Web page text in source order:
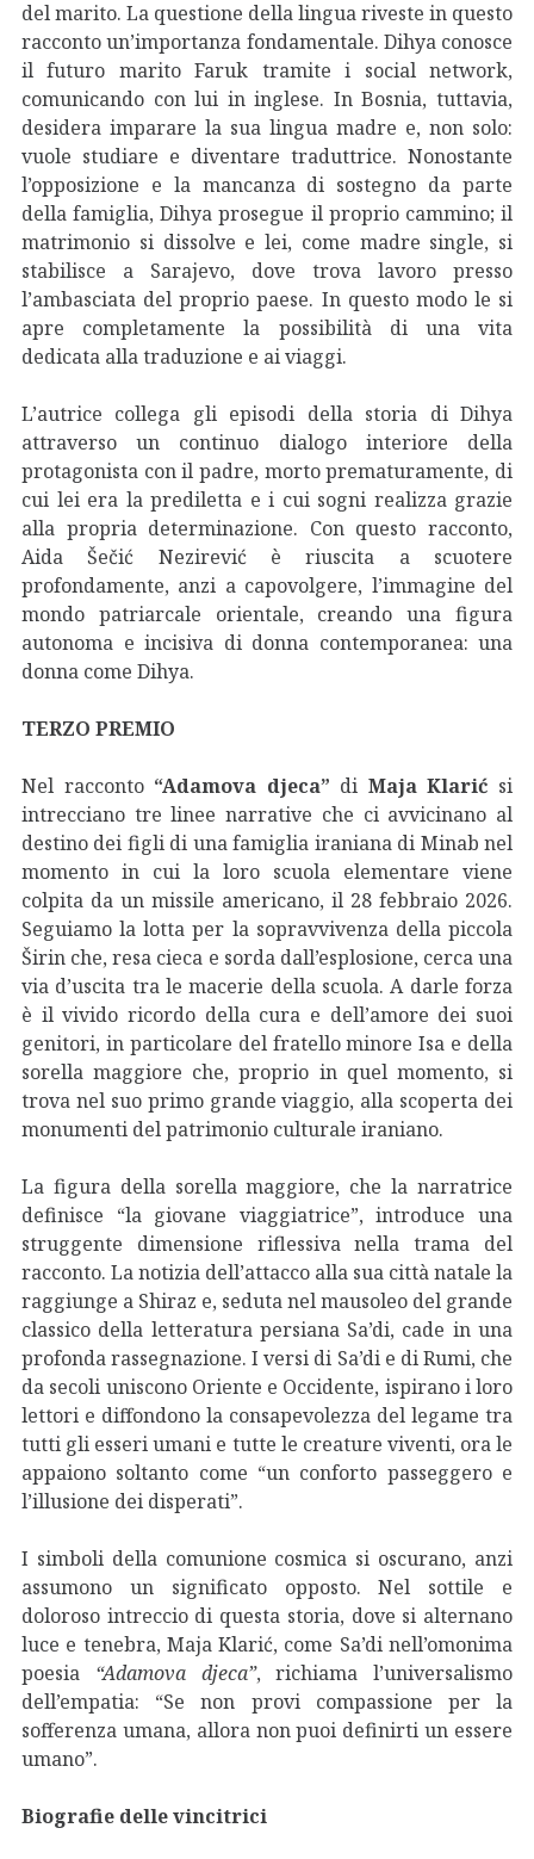
del marito. La questione della lingua riveste in questo
racconto un’importanza fondamentale. Dihya conosce
il futuro marito Faruk tramite i social network,
comunicando con lui in inglese. In Bosnia, tuttavia,
desidera imparare la sua lingua madre e, non solo:
vuole studiare e diventare traduttrice. Nonostante
l’opposizione e la mancanza di sostegno da parte
della famiglia, Dihya prosegue il proprio cammino; il
matrimonio si dissolve e lei, come madre single, si
stabilisce a Sarajevo, dove trova lavoro presso
l’ambasciata del proprio paese. In questo modo le si
apre completamente la possibilità di una vita
dedicata alla traduzione e ai viaggi.
L’autrice collega gli episodi della storia di Dihya
attraverso un continuo dialogo interiore della
protagonista con il padre, morto prematuramente, di
cui lei era la prediletta e i cui sogni realizza grazie
alla propria determinazione. Con questo racconto,
Aida Šečić Nezirević è riuscita a scuotere
profondamente, anzi a capovolgere, l’immagine del
mondo patriarcale orientale, creando una figura
autonoma e incisiva di donna contemporanea: una
donna come Dihya.
TERZO PREMIO
Nel racconto “Adamova djeca” di Maja Klarić si
intrecciano tre linee narrative che ci avvicinano al
destino dei figli di una famiglia iraniana di Minab nel
momento in cui la loro scuola elementare viene
colpita da un missile americano, il 28 febbraio 2026.
Seguiamo la lotta per la sopravvivenza della piccola
Širin che, resa cieca e sorda dall’esplosione, cerca una
via d’uscita tra le macerie della scuola. A darle forza
è il vivido ricordo della cura e dell’amore dei suoi
genitori, in particolare del fratello minore Isa e della
sorella maggiore che, proprio in quel momento, si
trova nel suo primo grande viaggio, alla scoperta dei
monumenti del patrimonio culturale iraniano.
La figura della sorella maggiore, che la narratrice
definisce “la giovane viaggiatrice”, introduce una
struggente dimensione riflessiva nella trama del
racconto. La notizia dell’attacco alla sua città natale la
raggiunge a Shiraz e, seduta nel mausoleo del grande
classico della letteratura persiana Sa’di, cade in una
profonda rassegnazione. I versi di Sa’di e di Rumi, che
da secoli uniscono Oriente e Occidente, ispirano i loro
lettori e diffondono la consapevolezza del legame tra
tutti gli esseri umani e tutte le creature viventi, ora le
appaiono soltanto come “un conforto passeggero e
l’illusione dei disperati”.
I simboli della comunione cosmica si oscurano, anzi
assumono un significato opposto. Nel sottile e
doloroso intreccio di questa storia, dove si alternano
luce e tenebra, Maja Klarić, come Sa’di nell’omonima
poesia “Adamova djeca”, richiama l’universalismo
dell’empatia: “Se non provi compassione per la
sofferenza umana, allora non puoi definirti un essere
umano”.
Biografie delle vincitrici